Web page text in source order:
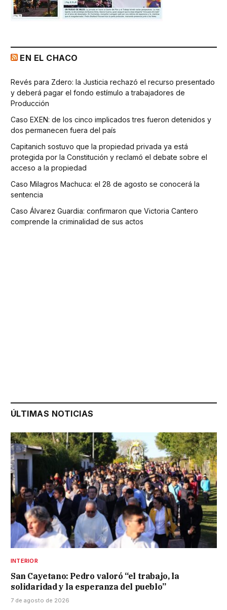
EN EL CHACO
Revés para Zdero: la Justicia rechazó el recurso presentado
y deberá pagar el fondo estímulo a trabajadores de
Producción
Caso EXEN: de los cinco implicados tres fueron detenidos y
dos permanecen fuera del país
Capitanich sostuvo que la propiedad privada ya está
protegida por la Constitución y reclamó el debate sobre el
acceso a la propiedad
Caso Milagros Machuca: el 28 de agosto se conocerá la
sentencia
Caso Álvarez Guardia: confirmaron que Victoria Cantero
comprende la criminalidad de sus actos
ÚLTIMAS NOTICIAS
INTERIOR
San Cayetano: Pedro valoró “el trabajo, la
solidaridad y la esperanza del pueblo”
7 de agosto de 2026